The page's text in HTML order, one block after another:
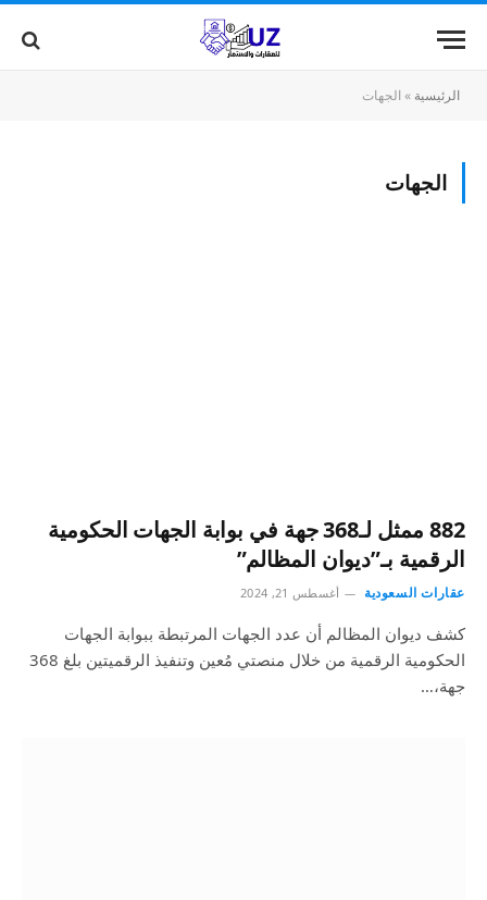
الرئيسية » الجهات
الجهات
882 ممثل لـ368 جهة في بوابة الجهات الحكومية
الرقمية بـ”ديوان المظالم”
عقارات السعودية أغسطس 21, 2024
كشف ديوان المظالم أن عدد الجهات المرتبطة ببوابة الجهات
الحكومية الرقمية من خلال منصتي مُعين وتنفيذ الرقميتين بلغ 368
جهة،…